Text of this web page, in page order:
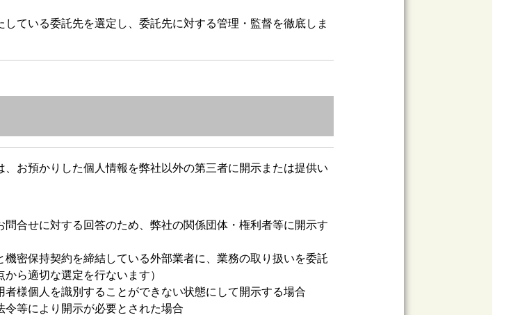
ている委託先を選定し、委託先に対する管理・監督を徹底しま
お預かりした個人情報を弊社以外の第三者に開示または提供い
問合せに対する回答のため、弊社の関係団体・権利者等に開示す
機密保持契約を締結している外部業者に、業務の取り扱いを委託
ら適切な選定を行ないます）
者様個人を識別することができない状態にして開示する場合
令等により開示が必要とされた場合